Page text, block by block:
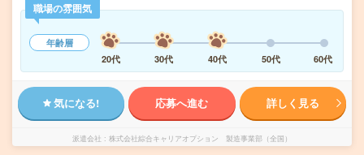
職場の雰囲気
年齢層
20代
30代 40代 50代 60代
気になる! 応募へ進む 詳しく見る
派遣会社 株式会社綜合キャリアオプション 製造事業部（全国）